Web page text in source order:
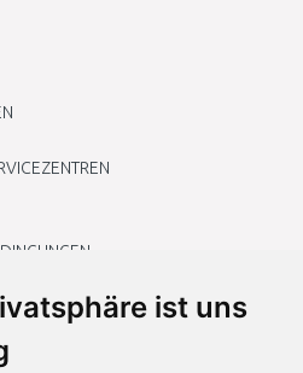
ist uns